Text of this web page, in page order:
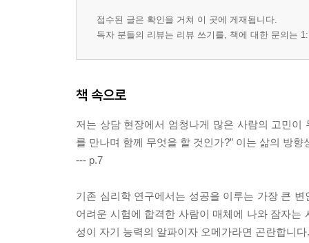
접수된 글은 확인을 거쳐 이 곳에 게재됩니다.
독자 분들의 리뷰는 리뷰 쓰기를, 책에 대한 문의는
책 속으로
저는 상담 현장에서 엄청나게 많은 사람의 고민이
를 만나며 함께 무엇을 할 것인가?” 이는 삶의 방
--- p.7
기존 심리학 연구에서는 성공을 이루는 가장 큰
어려운 시험에 합격한 사람이 매체에 나와 잠자
성이 자기 능력의 알파이자 오메가라면 곤란합니